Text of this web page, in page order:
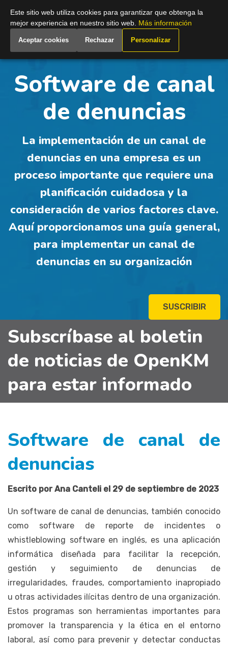
Spain
Software de canal
de denuncias
La implementación de un canal de
denuncias en una empresa es un
proceso importante que requiere una
planificación cuidadosa y la
consideración de varios factores clave.
Aquí proporcionamos una guía general,
para implementar un canal de
denuncias en su organización
SUSCRIBIR
Subscríbase al boletin
de noticias de OpenKM
para estar informado
Software de canal de
denuncias
Escrito por Ana Canteli el 29 de septiembre de 2023
Un software de canal de denuncias, también conocido
como software de reporte de incidentes o
whistleblowing software en inglés, es una aplicación
informática diseñada para facilitar la recepción,
gestión y seguimiento de denuncias de
irregularidades, fraudes, comportamiento inapropiado
u otras actividades ilícitas dentro de una organización.
Estos programas son herramientas importantes para
promover la transparencia y la ética en el entorno
laboral, así como para prevenir y detectar conductas
Este sitio web utiliza cookies para garantizar que obtenga la
mejor experiencia en nuestro sitio web. Más información
Aceptar cookies Rechazar Personalizar